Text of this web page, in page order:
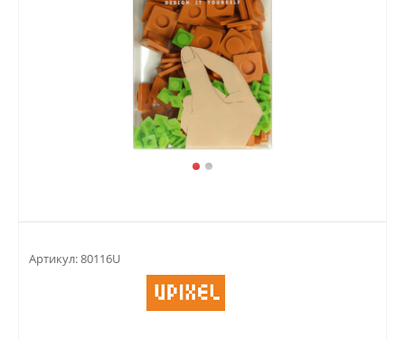
Артикул:80116U